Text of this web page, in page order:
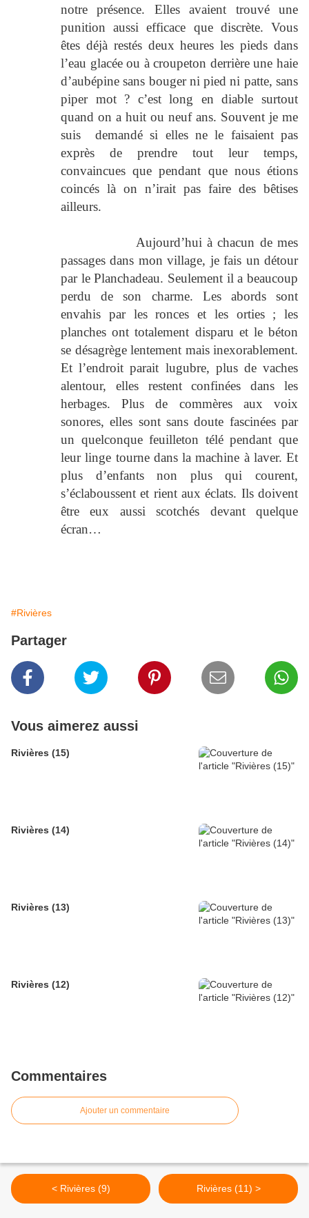
notre présence. Elles avaient trouvé une
punition aussi efficace que discrète. Vous
êtes déjà restés deux heures les pieds dans
l’eau glacée ou à croupeton derrière une haie
d’aubépine sans bouger ni pied ni patte, sans
piper mot ? c’est long en diable surtout
quand on a huit ou neuf ans. Souvent je me
suis
demandé si elles ne le faisaient pas
exprès de prendre tout leur temps,
convaincues que pendant que nous étions
coincés là on n’irait pas faire des bêtises
ailleurs.
Aujourd’hui à chacun de mes
passages dans mon village, je fais un détour
par le Planchadeau. Seulement il a beaucoup
perdu de son charme. Les abords sont
envahis par les ronces et les orties ; les
planches ont totalement disparu et le béton
se désagrège lentement mais inexorablement.
Et l’endroit parait lugubre, plus de vaches
alentour, elles restent confinées dans les
herbages. Plus de commères aux voix
sonores, elles sont sans doute fascinées par
un quelconque feuilleton télé pendant que
leur linge tourne dans la machine à laver. Et
plus d’enfants non plus qui courent,
s’éclaboussent et rient aux éclats. Ils doivent
être eux aussi scotchés devant quelque
écran…
#Rivières
Partager
Vous aimerez aussi
Rivières (15)
Rivières (14)
Rivières (13)
Rivières (12)
Commentaires
Ajouter un commentaire
< Rivières (9) Rivières (11) >